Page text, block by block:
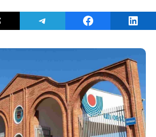
Share on ThreadsShare on TelegramShare on Facebook